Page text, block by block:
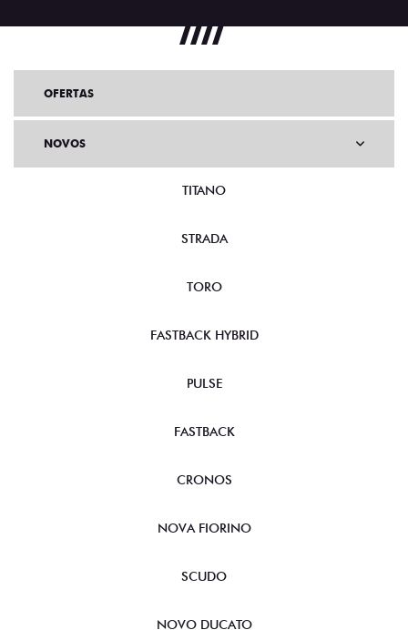
OFERTAS
NOVOS
TITANO
STRADA
TORO
FASTBACK HYBRID
PULSE
FASTBACK
CRONOS
NOVA FIORINO
SCUDO
NOVO DUCATO